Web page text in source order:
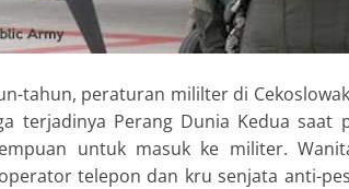
tahun, peraturan mililter di
terjadinya Perang Dunia Kedua saat
untuk masuk ke militer.
telepon dan kru senjata anti-